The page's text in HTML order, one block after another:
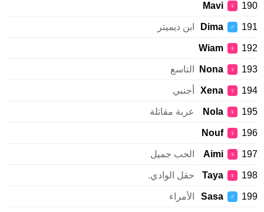
♀
Mavi
♂
Dima ابن ديميتر
♀
Wiam
♀
Nona التاسع
♀
Xena أجنبي
♀
Nola عربة مقاتلة
♀
Nouf
♀
Aimi الحب جميل
♀
Taya حقل الوادي.
♂
Sasa الأمراء